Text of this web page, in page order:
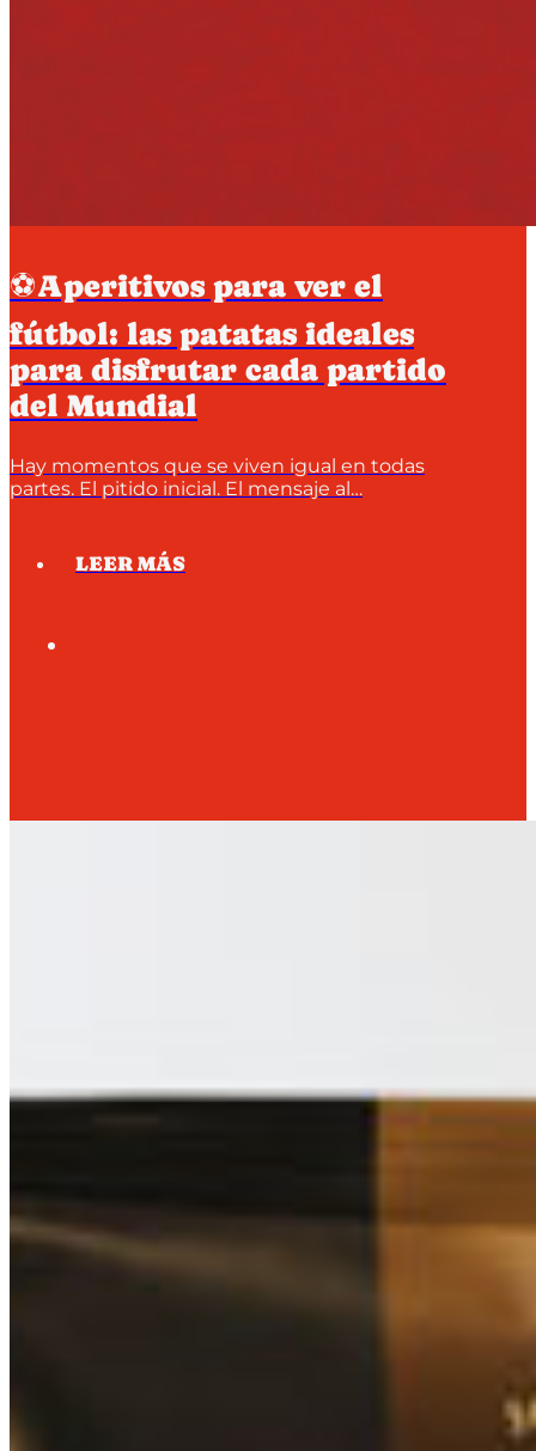
⚽Aperitivos para ver el
fútbol: las patatas ideales
para disfrutar cada partido
del Mundial
Hay momentos que se viven igual en todas
partes. El pitido inicial. El mensaje al…
LEER MÁS